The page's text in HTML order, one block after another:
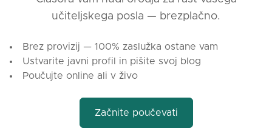
učiteljskega posla — brezplačno.
Brez provizij — 100% zaslužka ostane vam
Ustvarite javni profil in pišite svoj blog
Poučujte online ali v živo
Začnite poučevati